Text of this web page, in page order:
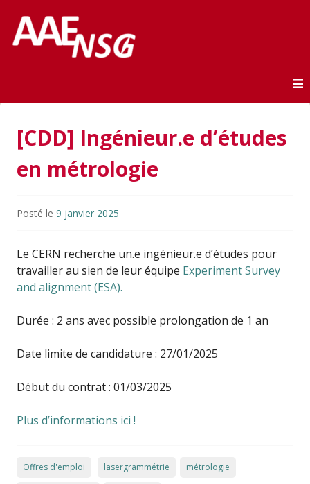
AAE-ENSG
[CDD] Ingénieur.e d’études
en métrologie
Posté le 9 janvier 2025
Le CERN recherche un.e ingénieur.e d’études pour
travailler au sien de leur équipe Experiment Survey
and alignment (ESA).
Durée : 2 ans avec possible prolongation de 1 an
Date limite de candidature : 27/01/2025
Début du contrat : 01/03/2025
Plus d’informations ici !
Offres d'emploi lasergrammétrie métrologie